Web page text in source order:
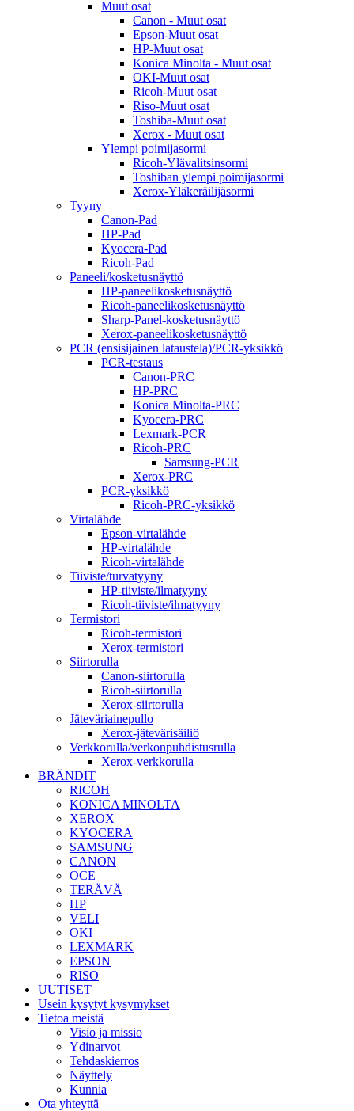
Muut osat
Canon - Muut osat
Epson-Muut osat
HP-Muut osat
Konica Minolta - Muut osat
OKI-Muut osat
Ricoh-Muut osat
Riso-Muut osat
Toshiba-Muut osat
Xerox - Muut osat
Ylempi poimijasormi
Ricoh-Ylävalitsinsormi
Toshiban ylempi poimijasormi
Xerox-Yläkeräilijäsormi
Tyyny
Canon-Pad
HP-Pad
Kyocera-Pad
Ricoh-Pad
Paneeli/kosketusnäyttö
HP-paneelikosketusnäyttö
Ricoh-paneelikosketusnäyttö
Sharp-Panel-kosketusnäyttö
Xerox-paneelikosketusnäyttö
PCR (ensisijainen lataustela)/PCR-yksikkö
PCR-testaus
Canon-PRC
HP-PRC
Konica Minolta-PRC
Kyocera-PRC
Lexmark-PCR
Ricoh-PRC
Samsung-PCR
Xerox-PRC
PCR-yksikkö
Ricoh-PRC-yksikkö
Virtalähde
Epson-virtalähde
HP-virtalähde
Ricoh-virtalähde
Tiiviste/turvatyyny
HP-tiiviste/ilmatyyny
Ricoh-tiiviste/ilmatyyny
Termistori
Ricoh-termistori
Xerox-termistori
Siirtorulla
Canon-siirtorulla
Ricoh-siirtorulla
Xerox-siirtorulla
Jäteväriainepullo
Xerox-jätevärisäiliö
Verkkorulla/verkonpuhdistusrulla
Xerox-verkkorulla
BRÄNDIT
RICOH
KONICA MINOLTA
XEROX
KYOCERA
SAMSUNG
CANON
OCE
TERÄVÄ
HP
VELI
OKI
LEXMARK
EPSON
RISO
UUTISET
Usein kysytyt kysymykset
Tietoa meistä
Visio ja missio
Ydinarvot
Tehdaskierros
Näyttely
Kunnia
Ota yhteyttä